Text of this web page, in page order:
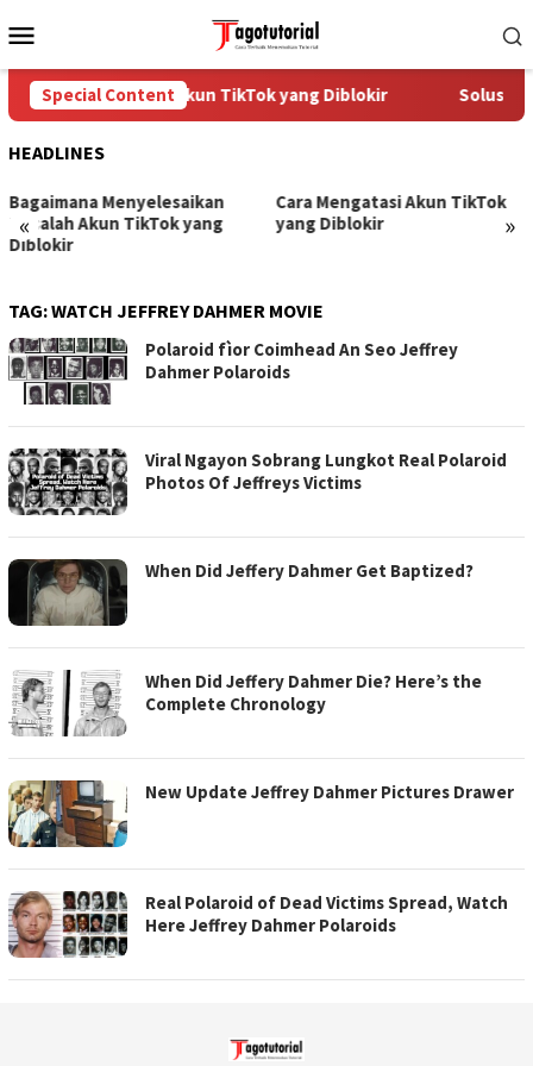
to
Menu
Special Content
Cara Mengatasi Akun TikTok yang Diblokir Solusi
HEADLINES
« »
Bagaimana Menyelesaikan
Masalah Akun TikTok yang
Diblokir
Cara Mengatasi Akun TikTok
yang Diblokir
TAG:WATCH JEFFREY DAHMER MOVIE
Polaroid fìor Coimhead An Seo Jeffrey
Dahmer Polaroids
Viral Ngayon Sobrang Lungkot Real Polaroid
Photos Of Jeffreys Victims
When Did Jeffery Dahmer Get Baptized?
When Did Jeffery Dahmer Die? Here’s the
Complete Chronology
New Update Jeffrey Dahmer Pictures Drawer
Real Polaroid of Dead Victims Spread, Watch
Here Jeffrey Dahmer Polaroids